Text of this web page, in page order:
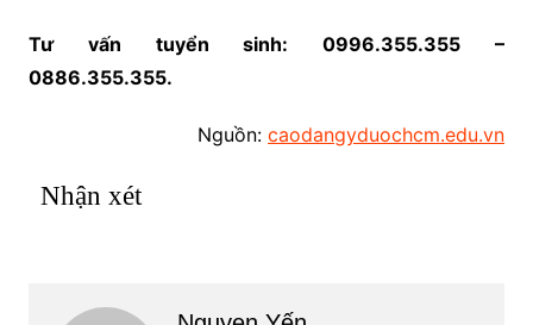
Tư vấn tuyển sinh: 0996.355.355 –
0886.355.355.
Nguồn:caodangyduochcm.edu.vn
Nhận xét